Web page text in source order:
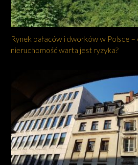
Rynek pałaców i dworków w Polsce
nieruchomość warta jest ryzyka?